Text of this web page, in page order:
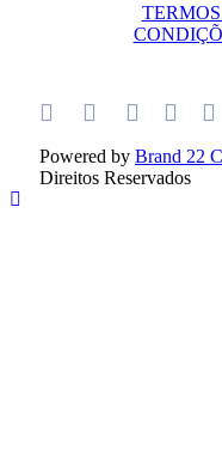
Powered by Brand 22
Direitos Reservados